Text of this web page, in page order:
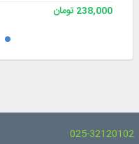
238,000 تومان
025-32120102